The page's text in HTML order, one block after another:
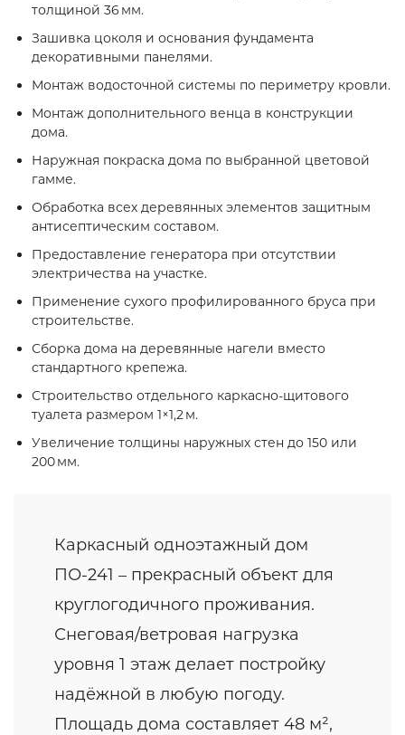
толщиной 36 мм.
Зашивка цоколя и основания фундамента
декоративными панелями.
Монтаж водосточной системы по периметру кровли.
Монтаж дополнительного венца в конструкции
дома.
Наружная покраска дома по выбранной цветовой
гамме.
Обработка всех деревянных элементов защитным
антисептическим составом.
Предоставление генератора при отсутствии
электричества на участке.
Применение сухого профилированного бруса при
строительстве.
Сборка дома на деревянные нагели вместо
стандартного крепежа.
Строительство отдельного каркасно‑щитового
туалета размером 1×1,2 м.
Увеличение толщины наружных стен до 150 или
200 мм.
Каркасный одноэтажный дом
ПО-241 – прекрасный объект для
круглогодичного проживания.
Снеговая/ветровая нагрузка
уровня 1 этаж делает постройку
надёжной в любую погоду.
Площадь дома составляет 48 м²,